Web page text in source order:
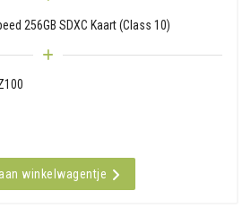
256GB SDXC Kaart (Class 10)
winkelwagentje